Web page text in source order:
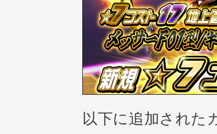
以下に追加された